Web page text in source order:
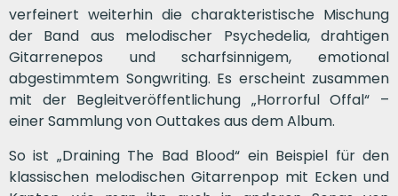
verfeinert weiterhin die charakteristische Mischung
der Band aus melodischer Psychedelia, drahtigen
Gitarrenepos und scharfsinnigem, emotional
abgestimmtem Songwriting. Es erscheint zusammen
mit der Begleitveröffentlichung „Horrorful Offal“ –
einer Sammlung von Outtakes aus dem Album.
So ist „Draining The Bad Blood“ ein Beispiel für den
klassischen melodischen Gitarrenpop mit Ecken und